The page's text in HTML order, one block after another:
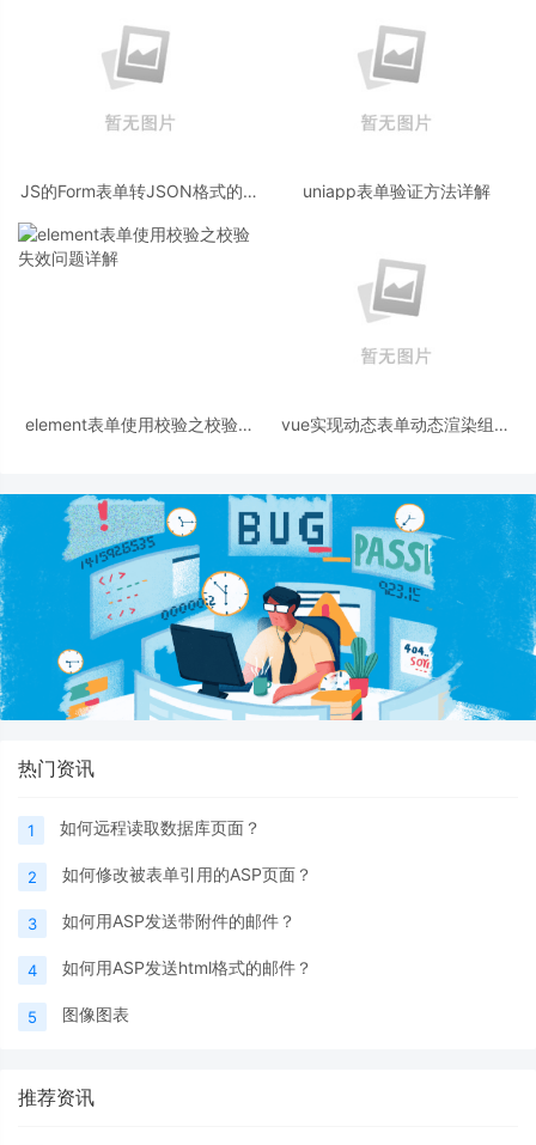
JS的Form表单转JSON格式的操
uniapp表单验证方法详解
element表单使用校验之校验失
vue实现动态表单动态渲染组件
热门资讯
1 如何远程读取数据库页面？
2 如何修改被表单引用的ASP页面？
3 如何用ASP发送带附件的邮件？
4 如何用ASP发送html格式的邮件？
5 图像图表
推荐资讯